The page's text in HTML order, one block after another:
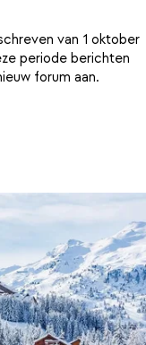
van 1 oktober
periode berichten
forum aan.